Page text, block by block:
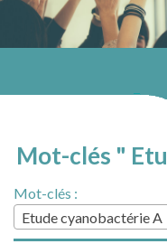
Mot-clés "
Mot-clés :
Etude cyanobactérie A